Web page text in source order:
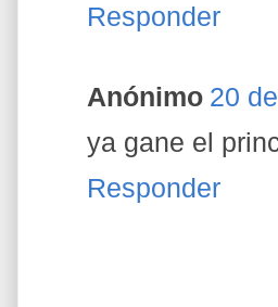
Responder
Anónimo 20
ya gane el
Responder